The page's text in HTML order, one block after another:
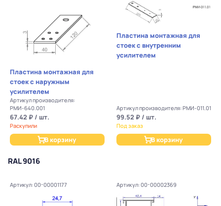
Пластина монтажная для
стоек с наружным
усилителем
Артикул производителя:
РМИ-640.001
67.42 ₽ / шт.
Раскупили
В корзину
Пластина монтажная для
стоек с внутренним
усилителем
Артикул производителя: РМИ-011.01
99.52 ₽ / шт.
Под заказ
В корзину
RAL 9016
Артикул: 00-00001177 Артикул: 00-00002369